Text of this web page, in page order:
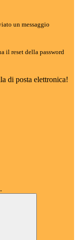
un messaggio
il reset della password
di posta elettronica!